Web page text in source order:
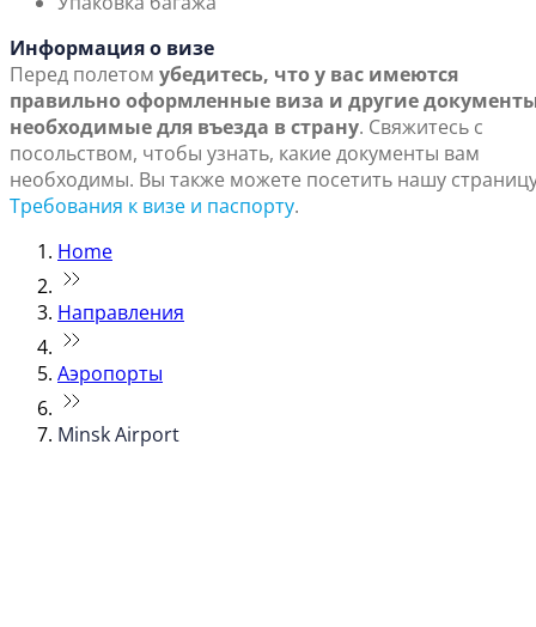
Информация о визе
Перед полетом убедитесь, что у вас имеются
правильно оформленные виза и другие
необходимые для въезда в страну. Свяжитесь с
посольством, чтобы узнать, какие документы вам
необходимы. Вы также можете посетить нашу
Требования к визе и паспорту.
Home
Направления
Аэропорты
Minsk Airport